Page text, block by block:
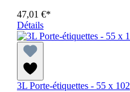
47,01 €*
Détails
3L Porte-étiquettes - 55 x 102